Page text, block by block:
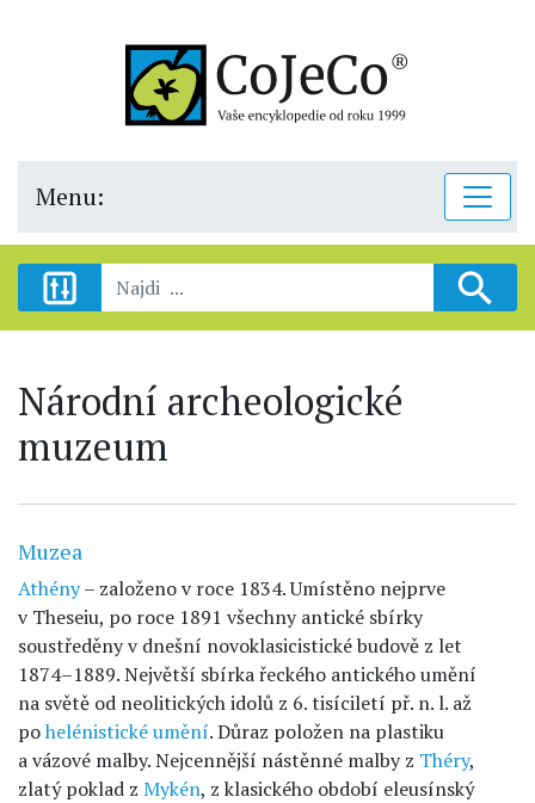
Menu:
Národní archeologické
muzeum
Muzea
Athény– založeno v roce 1834. Umístěno nejprve
v Theseiu, po roce 1891 všechny antické sbírky
soustředěny v dnešní novoklasicistické budově z let
1874–1889. Největší sbírka řeckého antického umění
na světě od neolitických idolů z 6. tisíciletí př. n. l. až
pohelénistické umění. Důraz položen na plastiku
a vázové malby. Nejcennější nástěnné malby z Théry,
zlatý poklad z Mykén, z klasického období eleusínský